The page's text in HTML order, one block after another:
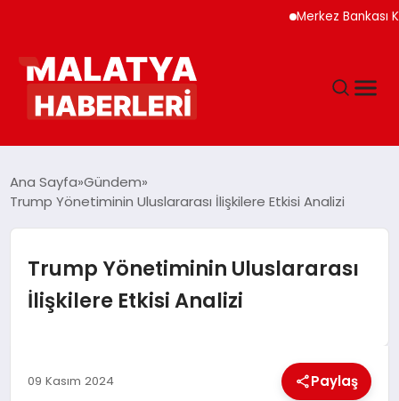
Merkez Bankası
DÜNYA
EKONOMI
Ana Sayfa Gündem
Trump Yönetiminin Uluslararası İlişkilere Etkisi Analizi
Trump Yönetiminin Uluslararası
İlişkilere Etkisi Analizi
09 Kasım 2024 Paylaş